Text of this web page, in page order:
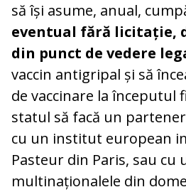
să își asume, anual,
eventual fără licitație,
din punct de vedere
vaccin antigripal și să
de vaccinare la începutul
statul să facă un
cu un institut european
Pasteur din Paris, sau cu
multinaționalele din